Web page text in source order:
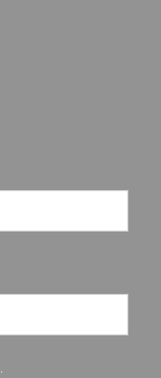
.